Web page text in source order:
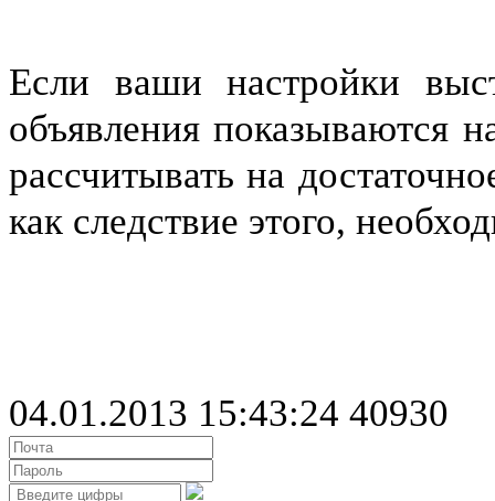
Если ваши настройки
объявления показываются
рассчитывать на
как следствие этого,
04.01.2013 15:43:24 40930